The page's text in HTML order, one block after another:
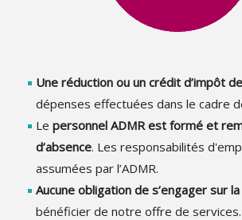
Une réduction ou un crédit d’impôt
dépenses effectuées dans le cadre
Le personnel ADMR est formé et
d’absence. Les responsabilités
assumées par l’ADMR.
Aucune obligation de s’engager sur
bénéficier de notre offre de services.